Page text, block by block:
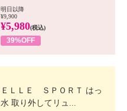
明日以降
¥9,900
¥5,980(税込)
39%OFF
ＥＬＬＥ ＳＰＯＲＴ はっ
水 取り外してリュ...